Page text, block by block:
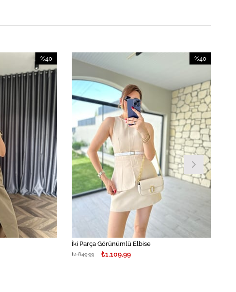
%40
İndirim
İki Parça Görünümlü Elbise
₺1.109,99
₺1.849,99
%40
%40İndirim